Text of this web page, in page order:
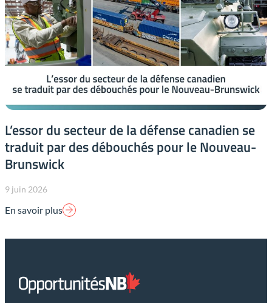
L’essor du secteur de la défense canadien se
traduit par des débouchés pour le Nouveau-
Brunswick
9 juin 2026
En savoir plus
Lien
page